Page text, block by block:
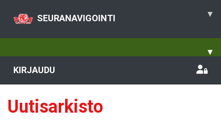
SEURANAVIGOINTI ▾
▾
KIRJAUDU
Uutisarkisto